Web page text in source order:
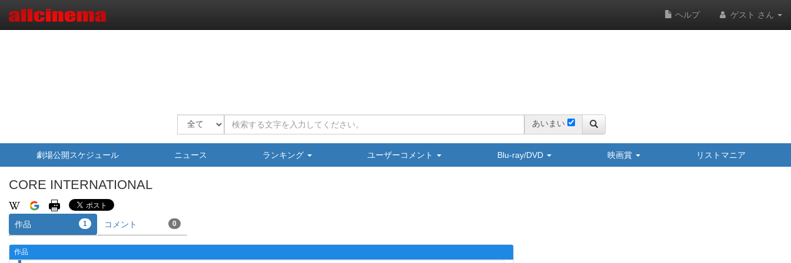
ヘルプ ゲスト さん
あいまい
劇場公開スケジュール ニュース ランキング ユーザーコメント Blu-ray/DVD 映画賞 リストマニア
CORE INTERNATIONAL
作品 1 コメント 0
作品